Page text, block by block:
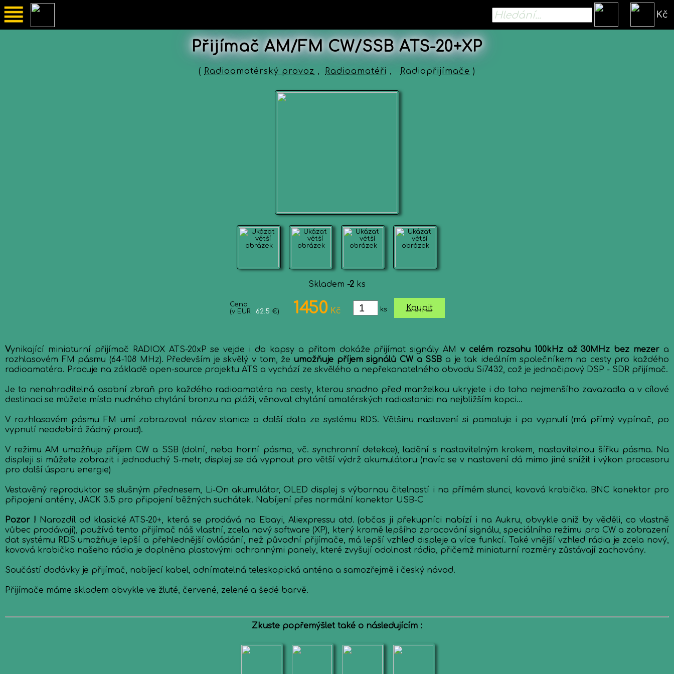
Kč
Přijímač AM/FM CW/SSB ATS-20+XP
( Radioamatérský provoz , Radioamatéři , Radiopřijímače )
Skladem -2 ks
Cena :
(v EUR : 62.5 €) 1450Kč ks Koupit
Vynikající miniaturní přijímač RADIOX ATS-20xP se vejde i do kapsy a přitom dokáže přijímat signály AM v celém rozsahu 100kHz až 30MHz bez mezer a
rozhlasovém FM pásmu (64-108 MHz). Především je skvělý v tom, žeumožňuje příjem signálů CW a SSB a je tak ideálním společníkem na cesty pro každého
radioamatéra. Pracuje na základě open-source projektu ATS a vychází ze skvělého a nepřekonatelného obvodu Si7432, což je jednočipový DSP - SDR přijímač.
Je to nenahraditelná osobní zbraň pro každého radioamatéra na cesty, kterou snadno před manželkou ukryjete i do toho nejmenšího zavazadla a v cílové
destinaci se můžete místo nudného chytání bronzu na pláži, věnovat chytání amatérských radiostanici na nejbližším kopci...
V rozhlasovém pásmu FM umí zobrazovat název stanice a další data ze systému RDS. Většinu nastavení si pamatuje i po vypnutí (má přímý vypínač, po
vypnutí neodebírá žádný proud).
V režimu AM umožňuje příjem CW a SSB (dolní, nebo horní pásmo, vč. synchronní detekce), ladění s nastavitelným krokem, nastavitelnou šířku pásma. Na
displeji si můžete zobrazit i jednoduchý S-metr, displej se dá vypnout pro větší výdrž akumulátoru (navíc se v nastavení dá mimo jiné snížit i výkon procesoru
pro další úsporu energie)
Vestavěný reproduktor se slušným přednesem, Li-On akumulátor, OLED displej s výbornou čitelností i na přímém slunci, kovová krabička. BNC konektor pro
připojení antény, JACK 3.5 pro připojení běžných suchátek. Nabíjení přes normální konektor USB-C
Pozor ! Narozdíl od klasické ATS-20+, která se prodává na Ebayi, Aliexpressu atd. (občas ji překupníci nabízí i na Aukru, obvykle aniž by věděli, co vlastně
vůbec prodávají), používá tento přijímač náš vlastní, zcela nový software (XP), který kromě lepšího zpracování signálu, speciálního režimu pro CW a zobrazení
dat systému RDS umožňuje lepší a přehlednější ovládání, než původní přijímače, má lepší vzhled displeje a více funkcí. Také vnější vzhled rádia je zcela nový,
kovová krabička našeho rádia je doplněna plastovými ochrannými panely, které zvyšují odolnost rádia, přičemž miniaturní rozměry zůstávají zachovány.
Součástí dodávky je přijímač, nabíjecí kabel, odnímatelná teleskopická anténa a samozřejmě i český návod.
Přijímače máme skladem obvykle ve žluté, červené, zelené a šedé barvě.
Zkuste popřemýšlet také o následujícím :